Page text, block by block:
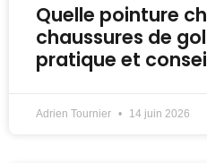
Quelle pointure
chaussures de
pratique et
Adrien Tournier 14 juin 2026